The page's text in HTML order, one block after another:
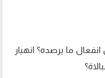
ما يرصده؟ انهيار